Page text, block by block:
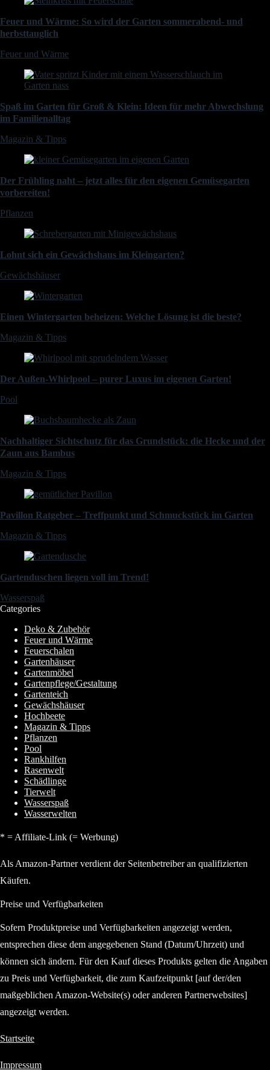
Feuer und Wärme: So wird der Garten sommerabend- und
herbsttauglich
Feuer und Wärme
Spaß im Garten für Groß & Klein: Ideen für mehr Abwechslung
im Familienalltag
Magazin & Tipps
Der Frühling naht – jetzt alles für den eigenen Gemüsegarten
vorbereiten!
Pflanzen
Lohnt sich ein Gewächshaus im Kleingarten?
Gewächshäuser
Einen Wintergarten beheizen: Welche Lösung ist die beste?
Magazin & Tipps
Der Außen-Whirlpool – purer Luxus im eigenen Garten!
Pool
Nachhaltiger Sichtschutz für das Grundstück: die Hecke und der
Zaun aus Bambus
Magazin & Tipps
Pavillon Ratgeber – Treffpunkt und Schmuckstück im Garten
Magazin & Tipps
Gartenduschen liegen voll im Trend!
Wasserspaß
Categories
Deko & Zubehör
Feuer und Wärme
Feuerschalen
Gartenhäuser
Gartenmöbel
Gartenpflege/Gestaltung
Gartenteich
Gewächshäuser
Hochbeete
Magazin & Tipps
Pflanzen
Pool
Rankhilfen
Rasenwelt
Schädlinge
Tierwelt
Wasserspaß
Wasserwelten
* = Affiliate-Link (= Werbung)
Als Amazon-Partner verdient der Seitenbetreiber an qualifizierten
Käufen.
Preise und Verfügbarkeiten
Sofern Produktpreise und Verfügbarkeiten angezeigt werden,
entsprechen diese dem angegebenen Stand (Datum/Uhrzeit) und
können sich ändern. Für den Kauf dieses Produkts gelten die Angaben
zu Preis und Verfügbarkeit, die zum Kaufzeitpunkt [auf der/den
maßgeblichen Amazon-Website(s) oder anderen Partnerwebsites]
angezeigt werden.
Startseite
Impressum